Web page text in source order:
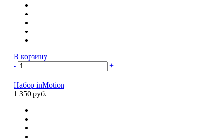
В корзину
-
+
Набор inMotion
1 350 руб.